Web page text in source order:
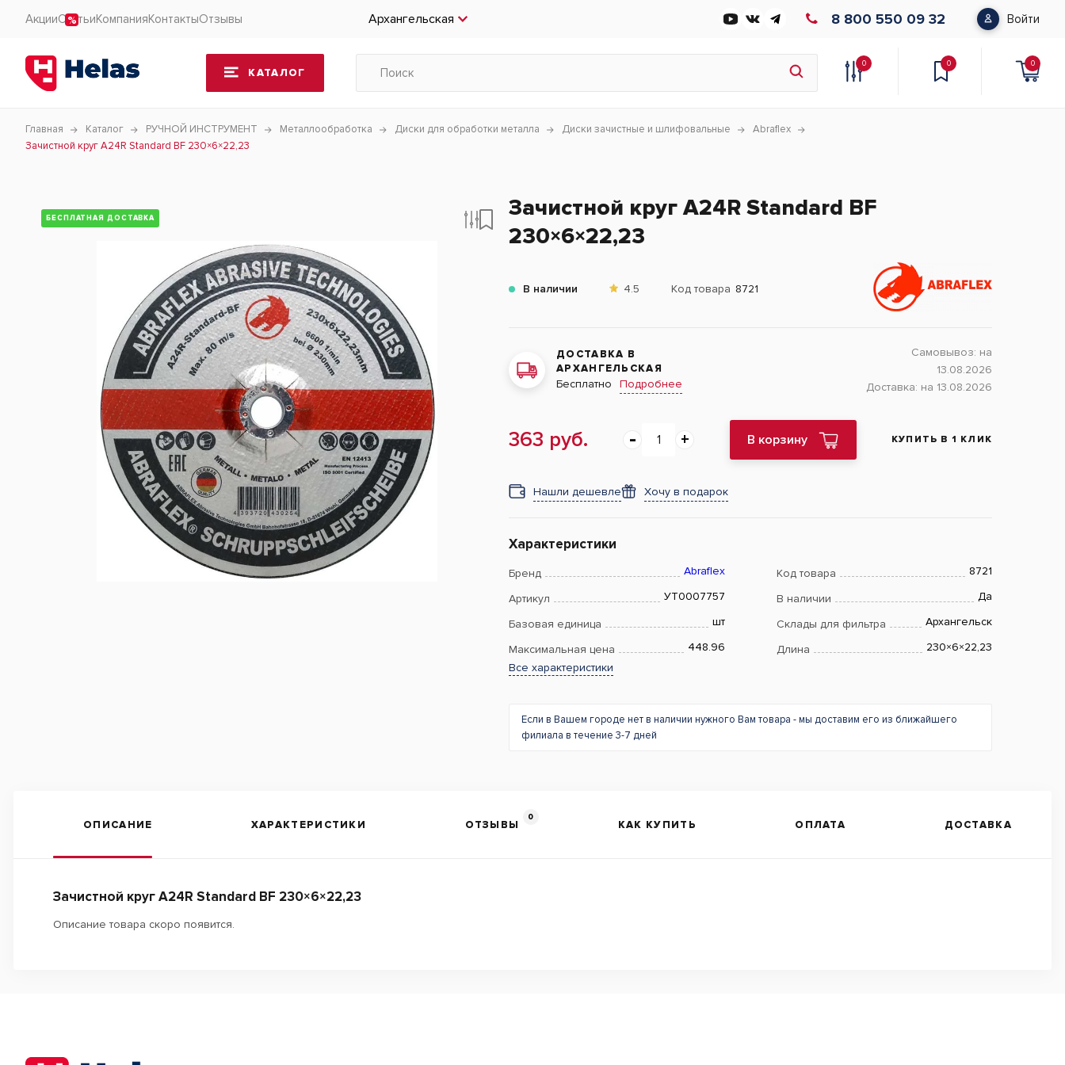
АкцииСтатьиКомпанияКонтактыОтзывы Архангельская 8 800 550 09 32 Войти
КАТАЛОГ
0 0 0
Главная Каталог РУЧНОЙ ИНСТРУМЕНТ Металлообработка Диски для обработки металла Диски зачистные и шлифовальные
Abraflex
Зачистной круг A24R Standard BF 230×6×22,23
БЕСПЛАТНАЯ ДОСТАВКА
Зачистной круг A24R Standard BF
230×6×22,23
В наличии 4.5 Код товара 8721
ДОСТАВКА В
АРХАНГЕЛЬСКАЯ
Бесплатно Подробнее
Самовывоз: на
13.08.2026
Доставка: на 13.08.2026
363 руб. В корзину КУПИТЬ В 1 КЛИК
Нашли дешевле Хочу в подарок
Характеристики
Бренд Abraflex Код товара 8721
Артикул УТ0007757 В наличии Да
Базовая единица шт Склады для фильтра Архангельск
Максимальная цена 448.96 Длина
230×6×22,23
Все характеристики
Если в Вашем городе нет в наличии нужного Вам товара - мы доставим его из ближайшего
филиала в течение 3-7 дней
ОПИСАНИЕ ХАРАКТЕРИСТИКИ ОТЗЫВЫ
0
КАК КУПИТЬ ОПЛАТА ДОСТАВКА
Зачистной круг A24R Standard BF 230×6×22,23
Описание товара скоро появится.